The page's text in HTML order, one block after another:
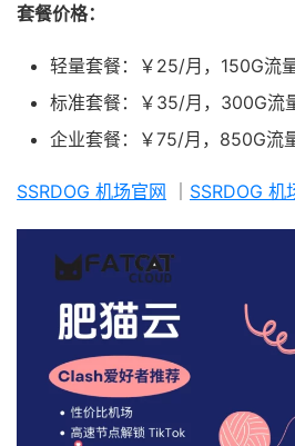
套餐价格：
轻量套餐：￥25/月，150G流
标准套餐：￥35/月，300G流
企业套餐：￥75/月，850G流
SSRDOG 机场官网 SSRDOG 机